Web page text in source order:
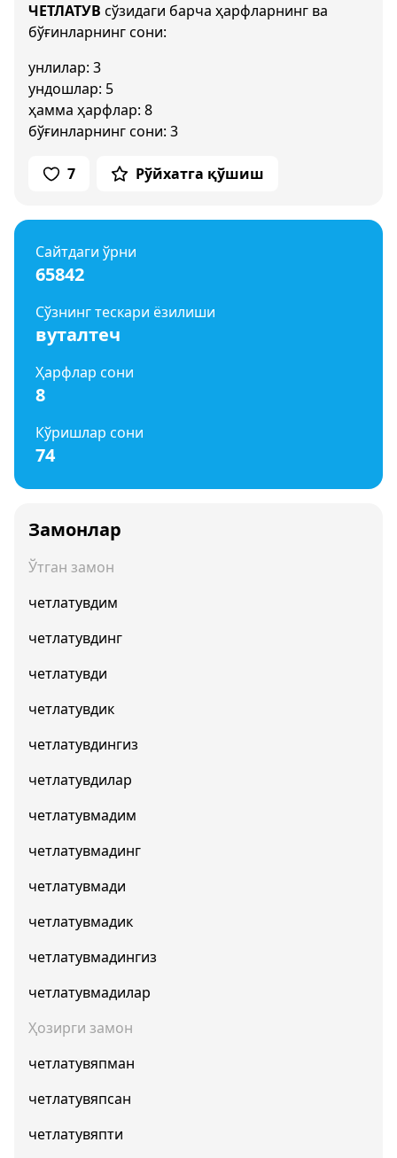
ЧЕТЛАТУВ сўзидаги барча ҳарфларнинг ва
бўғинларнинг сони:
унлилар: 3
ундошлар: 5
ҳамма ҳарфлар: 8
бўғинларнинг сони: 3
7 Рўйхатга қўшиш
Сайтдаги ўрни
65842
Сўзнинг тескари ёзилиши
вуталтеч
Ҳарфлар сони
8
Кўришлар сони
74
Замонлар
Ўтган замон
четлатувдим
четлатувдинг
четлатувди
четлатувдик
четлатувдингиз
четлатувдилар
четлатувмадим
четлатувмадинг
четлатувмади
четлатувмадик
четлатувмадингиз
четлатувмадилар
Ҳозирги замон
четлатувяпман
четлатувяпсан
четлатувяпти